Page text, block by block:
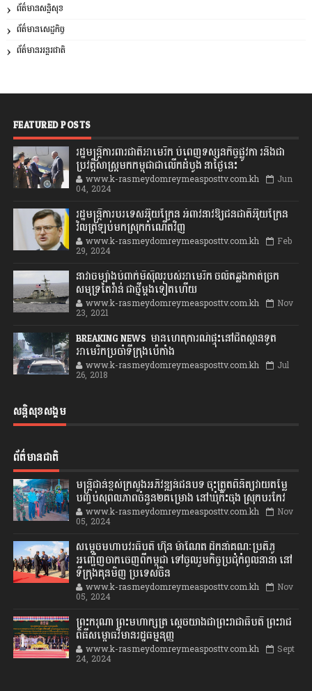
ព័ត៌មានសន្តិសុខ
ព័ត៌មានសេដ្ឋកិច្ច
ព័ត៌មានអន្តរជាតិ
FEATURED POSTS
រដ្ឋមន្រ្តីការពារជាតិអាមេរិក បំពេញទស្សនកិច្ចផ្លូវកា រនិងជា
ប្រវត្តិសាស្រ្តមកកម្ពុជាជាលើកដំបូង នាថ្ងៃនេះ
www.k-rasmeydomreymeasposttv.com.kh Jun
04, 2024
រដ្ឋមន្ត្រីការបរទេសអ៊ុយក្រែន អំពាវនាវឱ្យជនជាតិអ៊ុយក្រែន
វិលត្រឡប់មកស្រុកកំណើតវិញ
www.k-rasmeydomreymeasposttv.com.kh Feb
29, 2024
នាវាចម្បាំងបំពាក់មីស៊ីលរបស់អាមេរិក ចល័តឆ្លងកាត់ច្រក
សមុទ្រតៃវ៉ាន់ ជាថ្មីម្តងទៀតហើយ
www.k-rasmeydomreymeasposttv.com.kh Nov
23, 2021
BREAKING NEWS: មានហេតុការណ៍ផ្ទុះនៅជិតស្ថានទូត
អាមេរិកប្រចាំទីក្រុងប៉េកាំង
www.k-rasmeydomreymeasposttv.com.kh Jul
26, 2018
សន្តិសុខសង្គម
ព័ត៌មានជាតិ
មន្ត្រីជាន់ខ្ពស់ក្រសួងអភិវឌ្ឍន៍ជនបទ ចុះត្រួតពិនិត្យវាយតម្លៃ
បញ្ចប់សុពលភាពចំនួន២គម្រោង នៅឃុំកិះចុង ស្រុកបរកែវ
www.k-rasmeydomreymeasposttv.com.kh Nov
05, 2024
សម្តេចមហាបវរធិបតី ហ៊ុន ម៉ាណែត ដឹកនាំគណៈប្រតិភូ
អញ្ជើញចាកចេញពីកម្ពុជា ទៅចូលរួមកិច្ចប្រជុំកំពូលនានា នៅ
ទីក្រុងគុនមិញ ប្រទេសចិន
www.k-rasmeydomreymeasposttv.com.kh Nov
05, 2024
ព្រះករុណា ព្រះមហាក្សត្រ ស្តេចយាងជាព្រះរាជាធិបតី ព្រះរាជ
ពិធីសម្ពោធវិមានរដ្ឋធម្មនុញ្ញ
www.k-rasmeydomreymeasposttv.com.kh Sept
24, 2024